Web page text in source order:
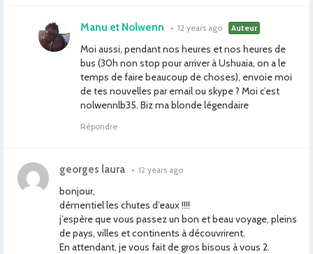
Manu et Nolwenn • 12 years ago Auteur
Moi aussi, pendant nos heures et nos heures de
bus (30h non stop pour arriver à Ushuaia, on a le
temps de faire beaucoup de choses), envoie moi
de tes nouvelles par email ou skype ? Moi c’est
nolwennlb35. Biz ma blonde légendaire
Répondre
georges laura • 12 years ago
bonjour,
démentiel les chutes d’eaux !!!!
j’espère que vous passez un bon et beau voyage, pleins
de pays, villes et continents à découvrirent.
En attendant, je vous fait de gros bisous à vous 2.